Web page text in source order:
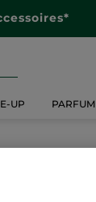
UP PARFUM